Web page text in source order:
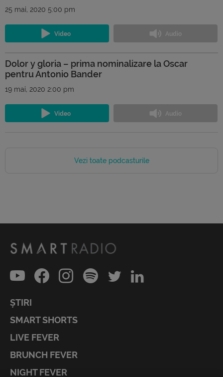
25 mai, 2020 5:00 pm
Dolor y gloria – prima nominalizare la Oscar
pentru Antonio Bander
19 mai, 2020 2:00 pm
Vezi toate podcasturile
ȘTIRI
SMART SHORTS
LIVE FEVER
BRUNCH FEVER
NIGHT FEVER